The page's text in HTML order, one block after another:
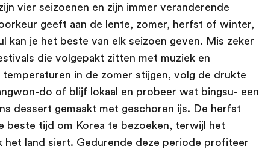
vier seizoenen en zijn immer veranderende
geeft aan de lente, zomer, herfst of winter,
kan je het beste van elk seizoen geven. Mis zeker
die volgepakt zitten met muziek en
in de zomer stijgen, volg de drukte
do of blijf lokaal en probeer wat bingsu- een
dessert gemaakt met geschoren ijs. De herfst
beste tijd om Korea te bezoeken, terwijl het
het land siert. Gedurende deze periode profiteer